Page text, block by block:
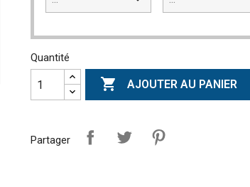
Quantité
 AJOUTER AU PANIER
Partager